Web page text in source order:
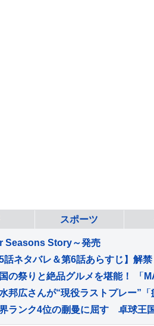
スポーツ
Seasons Story～発売